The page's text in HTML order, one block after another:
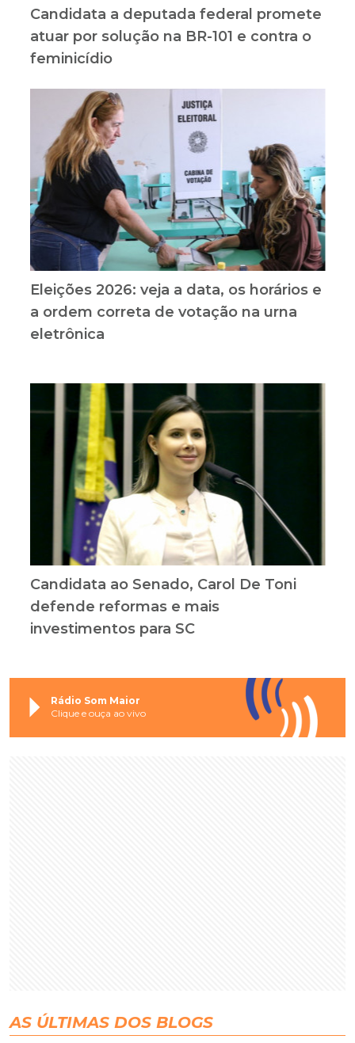
Candidata a deputada federal promete
atuar por solução na BR-101 e contra o
feminicídio
Eleições 2026: veja a data, os horários e
a ordem correta de votação na urna
eletrônica
Candidata ao Senado, Carol De Toni
defende reformas e mais
investimentos para SC
Rádio Som Maior
Clique e ouça ao vivo
AS ÚLTIMAS DOS BLOGS